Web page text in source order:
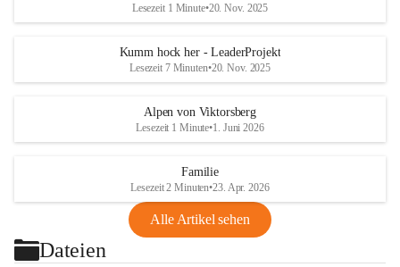
Lesezeit 1 Minute•20. Nov. 2025
Kumm hock her - LeaderProjekt
Lesezeit 7 Minuten•20. Nov. 2025
Alpen von Viktorsberg
Lesezeit 1 Minute•1. Juni 2026
Familie
Lesezeit 2 Minuten•23. Apr. 2026
Alle Artikel sehen
Dateien